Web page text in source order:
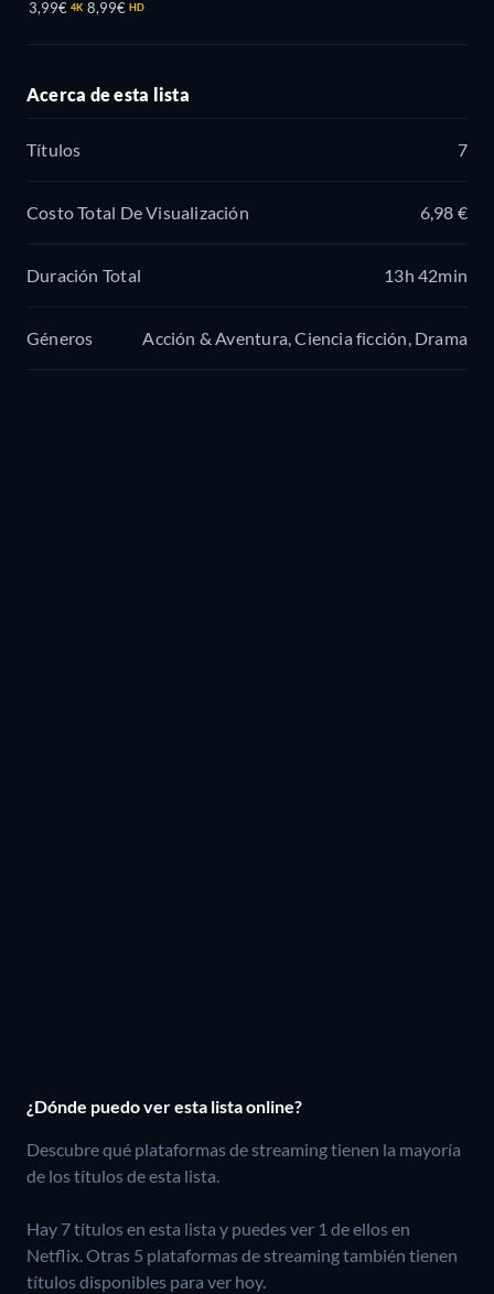
3,99€ 4K 8,99€ HD
Acerca de esta lista
Títulos 7
Costo Total De Visualización 6,98 €
Duración Total 13h 42min
Géneros Acción & Aventura, Ciencia ficción, Drama
¿Dónde puedo ver esta lista online?
Descubre qué plataformas de streaming tienen la mayoría
de los títulos de esta lista.
Hay 7 títulos en esta lista y puedes ver 1 de ellos en
Netflix.Otras 5 plataformas de streaming también tienen
títulos disponibles para ver hoy.